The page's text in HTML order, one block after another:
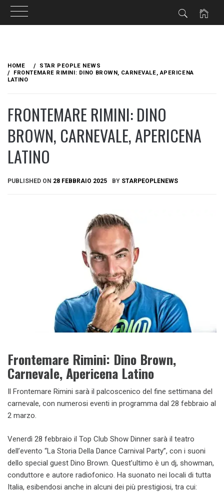
content
HOME
STAR PEOPLE NEWS
FRONTEMARE RIMINI: DINO BROWN, CARNEVALE, APERICENA
LATINO
FRONTEMARE RIMINI: DINO
BROWN, CARNEVALE, APERICENA
LATINO
PUBLISHED ON 28 FEBBRAIO 2025 BY STARPEOPLENEWS
Frontemare Rimini: Dino Brown,
Carnevale, Apericena Latino
Il Frontemare Rimini sarà il palcoscenico del fine settimana del
carnevale, con numerosi eventi in programma dal 28 febbraio al
2 marzo.
Venerdì 28 febbraio il Top Club Show Dinner sarà il teatro
dell’evento “La Storia Della Dance Carnival Party”, con i suoni
dello special guest Dino Brown. Quest’ultimo è un dj, showman,
conduttore e autore radiofonico. Ha suonato nei locali di tutta
Italia, esibendosi anche in alcuni dei più prestigiosi, tra cui: